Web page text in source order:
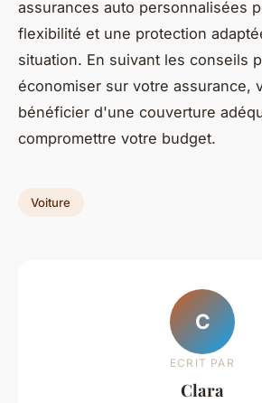
assurances auto personnalisées
flexibilité et une protection
situation. En suivant les conseils
économiser sur votre assurance,
bénéficier d'une couverture
compromettre votre budget.
Voiture
C
ECRIT PAR
Clara